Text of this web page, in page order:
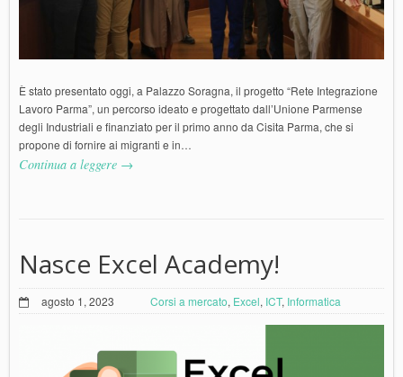
È stato presentato oggi, a Palazzo Soragna, il progetto “Rete Integrazione
Lavoro Parma”, un percorso ideato e progettato dall’Unione Parmense
degli Industriali e finanziato per il primo anno da Cisita Parma, che si
propone di fornire ai migranti e in…
Continua a leggere →
Nasce Excel Academy!
agosto 1, 2023 Corsi a mercato, Excel, ICT, Informatica